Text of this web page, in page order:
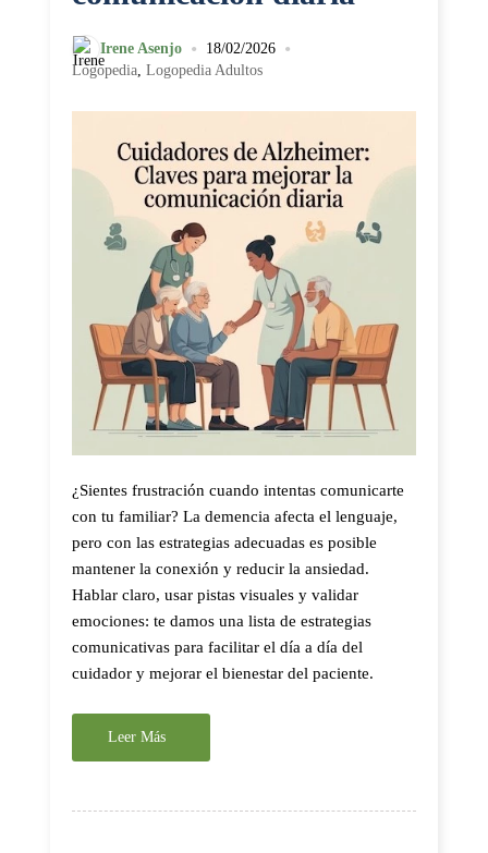
Irene Asenjo • 18/02/2026 •
Logopedia, Logopedia Adultos
¿Sientes frustración cuando intentas comunicarte
con tu familiar? La demencia afecta el lenguaje,
pero con las estrategias adecuadas es posible
mantener la conexión y reducir la ansiedad.
Hablar claro, usar pistas visuales y validar
emociones: te damos una lista de estrategias
comunicativas para facilitar el día a día del
cuidador y mejorar el bienestar del paciente.
Leer Más